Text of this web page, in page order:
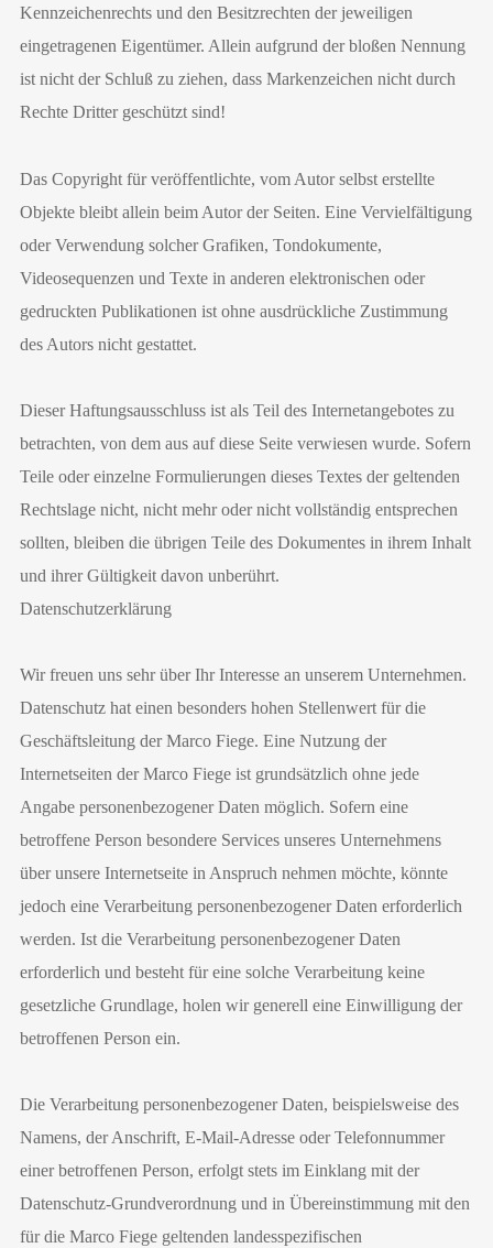
Kennzeichenrechts und den Besitzrechten der jeweiligen
eingetragenen Eigentümer. Allein aufgrund der bloßen Nennung
ist nicht der Schluß zu ziehen, dass Markenzeichen nicht durch
Rechte Dritter geschützt sind!
Das Copyright für veröffentlichte, vom Autor selbst erstellte
Objekte bleibt allein beim Autor der Seiten. Eine Vervielfältigung
oder Verwendung solcher Grafiken, Tondokumente,
Videosequenzen und Texte in anderen elektronischen oder
gedruckten Publikationen ist ohne ausdrückliche Zustimmung
des Autors nicht gestattet.
Dieser Haftungsausschluss ist als Teil des Internetangebotes zu
betrachten, von dem aus auf diese Seite verwiesen wurde. Sofern
Teile oder einzelne Formulierungen dieses Textes der geltenden
Rechtslage nicht, nicht mehr oder nicht vollständig entsprechen
sollten, bleiben die übrigen Teile des Dokumentes in ihrem Inhalt
und ihrer Gültigkeit davon unberührt.
Datenschutzerklärung
Wir freuen uns sehr über Ihr Interesse an unserem Unternehmen.
Datenschutz hat einen besonders hohen Stellenwert für die
Geschäftsleitung der Marco Fiege. Eine Nutzung der
Internetseiten der Marco Fiege ist grundsätzlich ohne jede
Angabe personenbezogener Daten möglich. Sofern eine
betroffene Person besondere Services unseres Unternehmens
über unsere Internetseite in Anspruch nehmen möchte, könnte
jedoch eine Verarbeitung personenbezogener Daten erforderlich
werden. Ist die Verarbeitung personenbezogener Daten
erforderlich und besteht für eine solche Verarbeitung keine
gesetzliche Grundlage, holen wir generell eine Einwilligung der
betroffenen Person ein.
Die Verarbeitung personenbezogener Daten, beispielsweise des
Namens, der Anschrift, E-Mail-Adresse oder Telefonnummer
einer betroffenen Person, erfolgt stets im Einklang mit der
Datenschutz-Grundverordnung und in Übereinstimmung mit den
für die Marco Fiege geltenden landesspezifischen